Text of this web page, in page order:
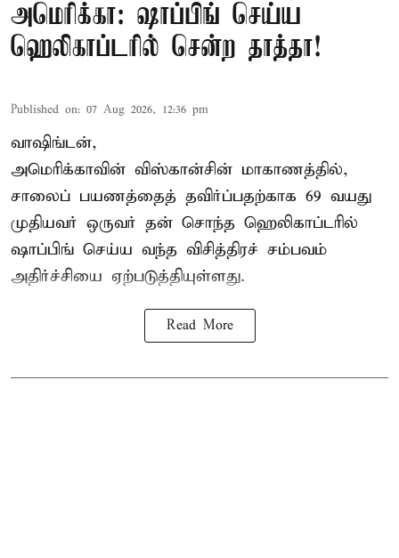
அமெரிக்கா: ஷாப்பிங் செய்ய
ஹெலிகாப்டரில் சென்ற தாத்தா!
Published on: 07 Aug 2026, 12:36 pm
வாஷிங்டன்,
அமெரிக்காவின் விஸ்கான்சின் மாகாணத்தில்,
சாலைப் பயணத்தைத் தவிர்ப்பதற்காக 69 வயது
முதியவர் ஒருவர் தன் சொந்த ஹெலிகாப்டரில்
ஷாப்பிங் செய்ய வந்த விசித்திரச் சம்பவம்
அதிர்ச்சியை ஏற்படுத்தியுள்ளது.
Read More